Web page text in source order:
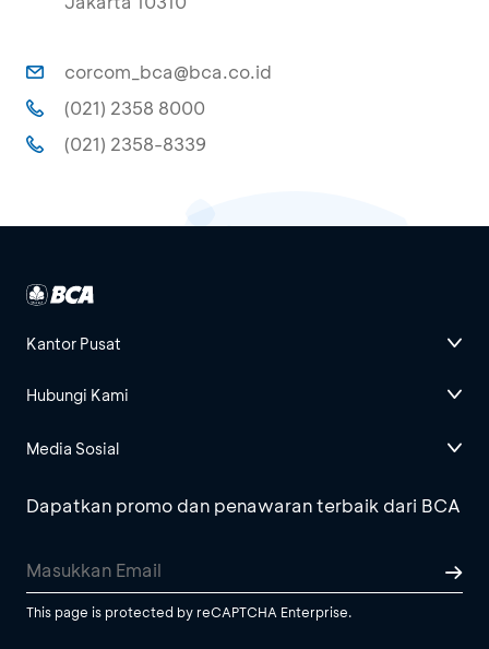
corcom_bca@bca.co.id
(021) 2358 8000
(021) 2358-8339
Kantor Pusat
Hubungi Kami
Media Sosial
Dapatkan promo dan penawaran terbaik dari BCA
This page is protected by reCAPTCHA Enterprise.